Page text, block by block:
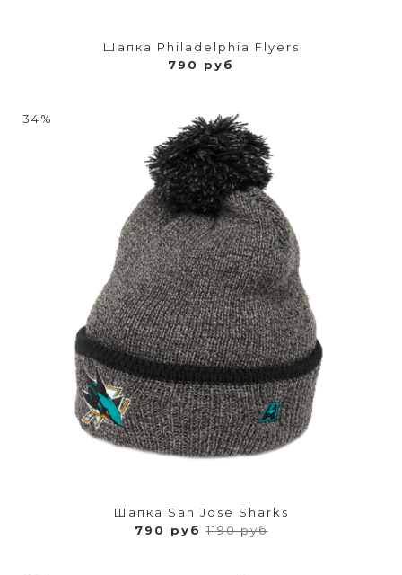
Шапка Philadelphia Flyers
790 руб
34%
Шапка San Jose Sharks
790 руб1190 руб